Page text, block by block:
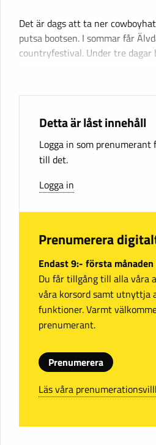
Det är dags att ta ner
putsa bootsen. I sommar får
countryfestival. Under tre
Detta är låst innehåll
Logga in som
till det.
Logga in
Prenumerera
Endast 9:- första månaden
Du får tillgång till alla våra
våra korsord samt utnyttja
funktioner. Varmt
prenumerant.
Prenumerera
Läs våra